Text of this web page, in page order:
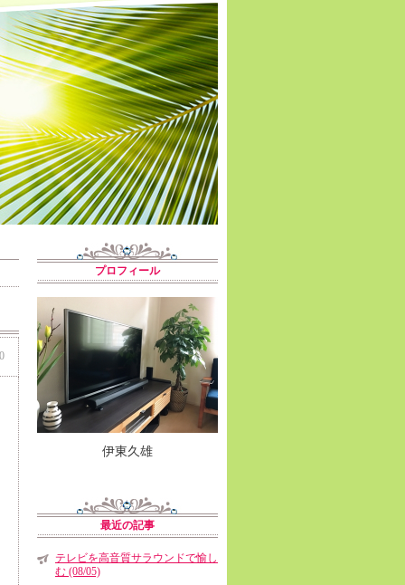
プロフィール
伊東久雄
最近の記事
テレビを高音質サラウンドで愉し
む (08/05)